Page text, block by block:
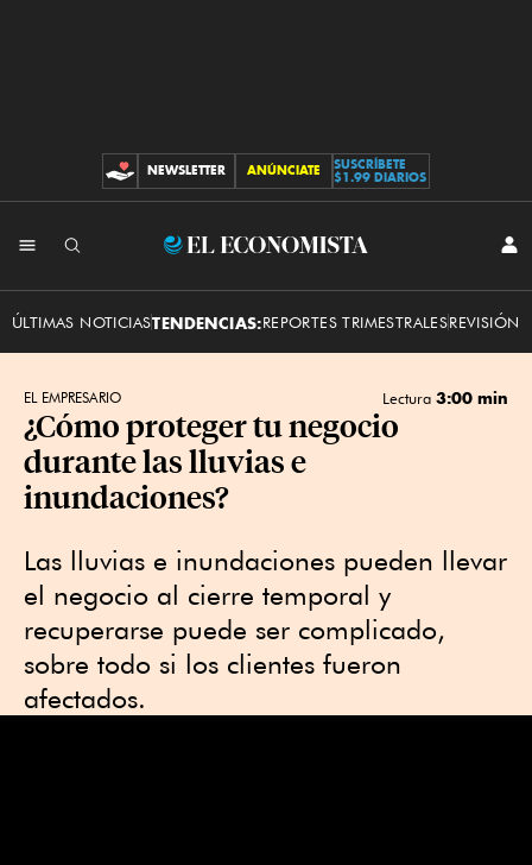
CONTRIBUCIONES
NEWSLETTER ANÚNCIATE
SUSCRÍBETE
$1.99 DIARIOS
El
ÚLTIMAS NOTICIASTENDENCIAS:REPORTES TRIMESTRALESREVISIÓN
EL EMPRESARIO Lectura 3:00 min
¿Cómo proteger tu negocio
durante las lluvias e
inundaciones?
Las lluvias e inundaciones pueden llevar
el negocio al cierre temporal y
recuperarse puede ser complicado,
sobre todo si los clientes fueron
afectados.